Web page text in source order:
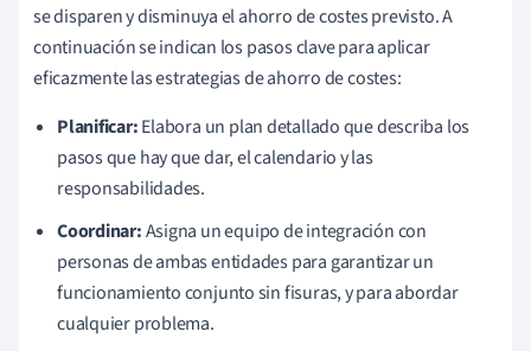
se disparen y disminuya el ahorro de costes previsto. A
continuación se indican los pasos clave para aplicar
eficazmente las estrategias de ahorro de costes:
Planificar:Elabora un plan detallado que describa los
pasos que hay que dar, el calendario y las
responsabilidades.
Coordinar:Asigna un equipo de integración con
personas de ambas entidades para garantizar un
funcionamiento conjunto sin fisuras, y para abordar
cualquier problema.